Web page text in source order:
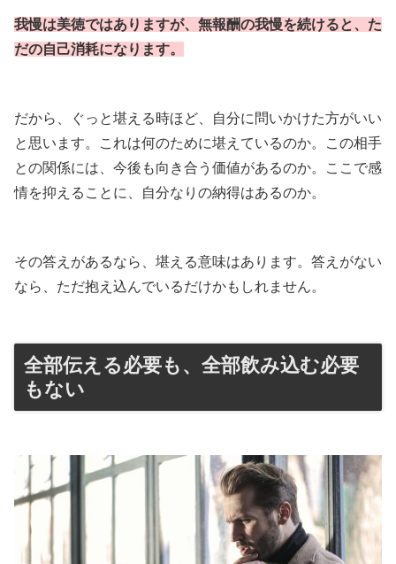
我慢は美徳ではありますが、無報酬の我慢を続けると、た
だの自己消耗になります。
だから、ぐっと堪える時ほど、自分に問いかけた方がいい
と思います。これは何のために堪えているのか。この相手
との関係には、今後も向き合う価値があるのか。ここで感
情を抑えることに、自分なりの納得はあるのか。
その答えがあるなら、堪える意味はあります。答えがない
なら、ただ抱え込んでいるだけかもしれません。
全部伝える必要も、全部飲み込む必要
もない